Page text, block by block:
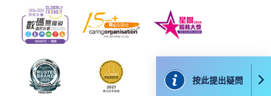
功被獲取錄。任何不成功的申請，課程組職員將儘
快與 閣下聯絡。
申請人應注意，不論親身或網上報讀，相同的課
程/科目只可提交一次申請。
在網上報名過程中，付款成功後，網頁將顯示付款
確認。另外，確認電子郵件亦會發送到 閣下的電
按此提出疑問
折